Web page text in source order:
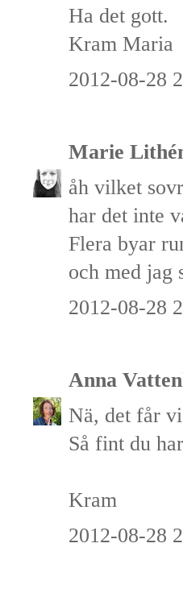
Ha det gott.
Kram Maria
2012-08-28
Marie
åh vilket
har det inte
Flera byar
och med jag
2012-08-28
Anna
Nä, det får
Så fint du
Kram
2012-08-28